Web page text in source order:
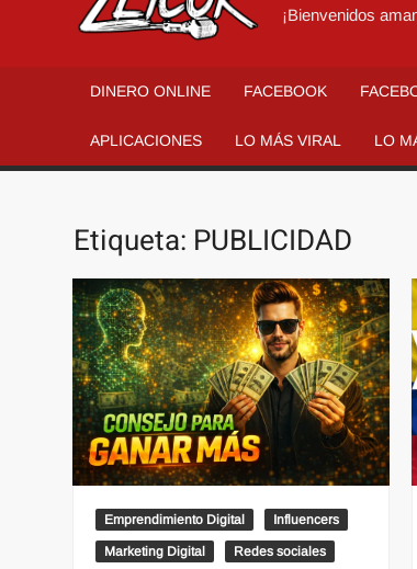
¡Bienvenidos
DINERO ONLINE FACEBOOK
APLICACIONES LO MÁS VIRAL LO
Etiqueta: PUBLICIDAD
Emprendimiento Digital Influencers
Marketing Digital Redes sociales